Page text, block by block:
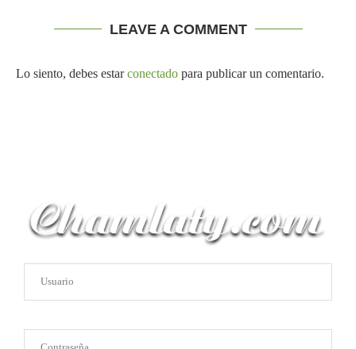
LEAVE A COMMENT
Lo siento, debes estarconectado para publicar un comentario.